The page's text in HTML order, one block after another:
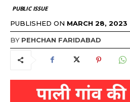
PUBLIC ISSUE
PUBLISHED ON MARCH 28, 2023
BY PEHCHAN FARIDABAD